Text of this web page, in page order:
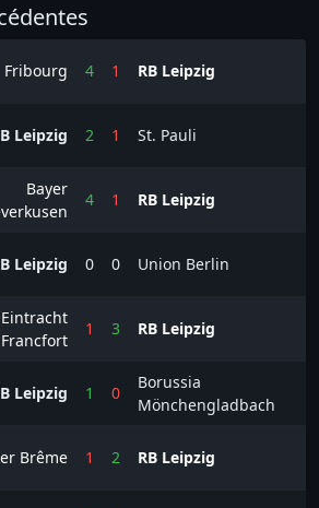
Fribourg 4 1 RB Leipzig
Leipzig 2 1 St. Pauli
Bayer
4 1 RB Leipzig
Leipzig 0 0 Union Berlin
Eintracht
Francfort
1 3 RB Leipzig
Leipzig 1 0
Borussia
Mönchengladbach
Brême 1 2 RB Leipzig